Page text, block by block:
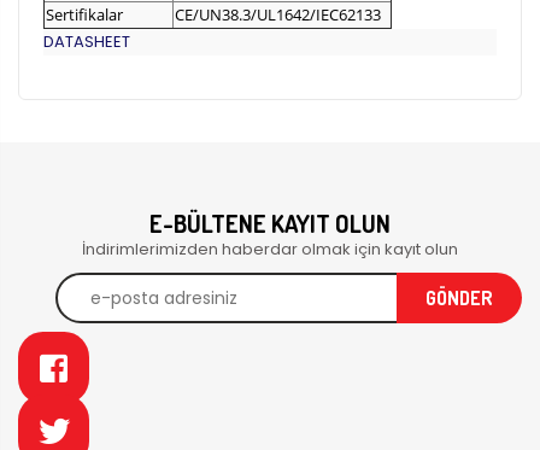
Sertifikalar
CE/UN38.3/UL1642/IEC62133
DATASHEET
E-BÜLTENE KAYIT OLUN
İndirimlerimizden haberdar olmak için kayıt olun